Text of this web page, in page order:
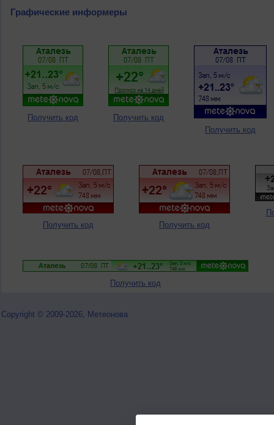
Графические информеры
Получить код
Получить код
Получить код
Получить код Получить код
Получить код
Copyright © 2009-2026, Метеонова